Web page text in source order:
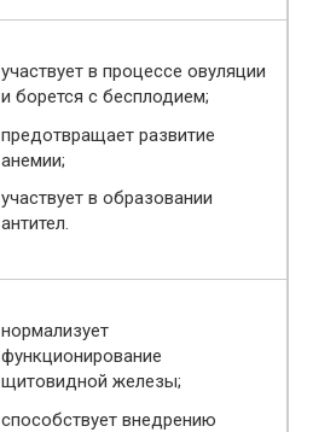
участвует в процессе овуляции
и борется с бесплодием;
предотвращает развитие
анемии;
участвует в образовании
антител.
нормализует
функционирование
щитовидной железы;
способствует внедрению